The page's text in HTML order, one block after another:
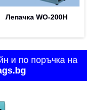
Лепачка WO-200H
и по поръчка на